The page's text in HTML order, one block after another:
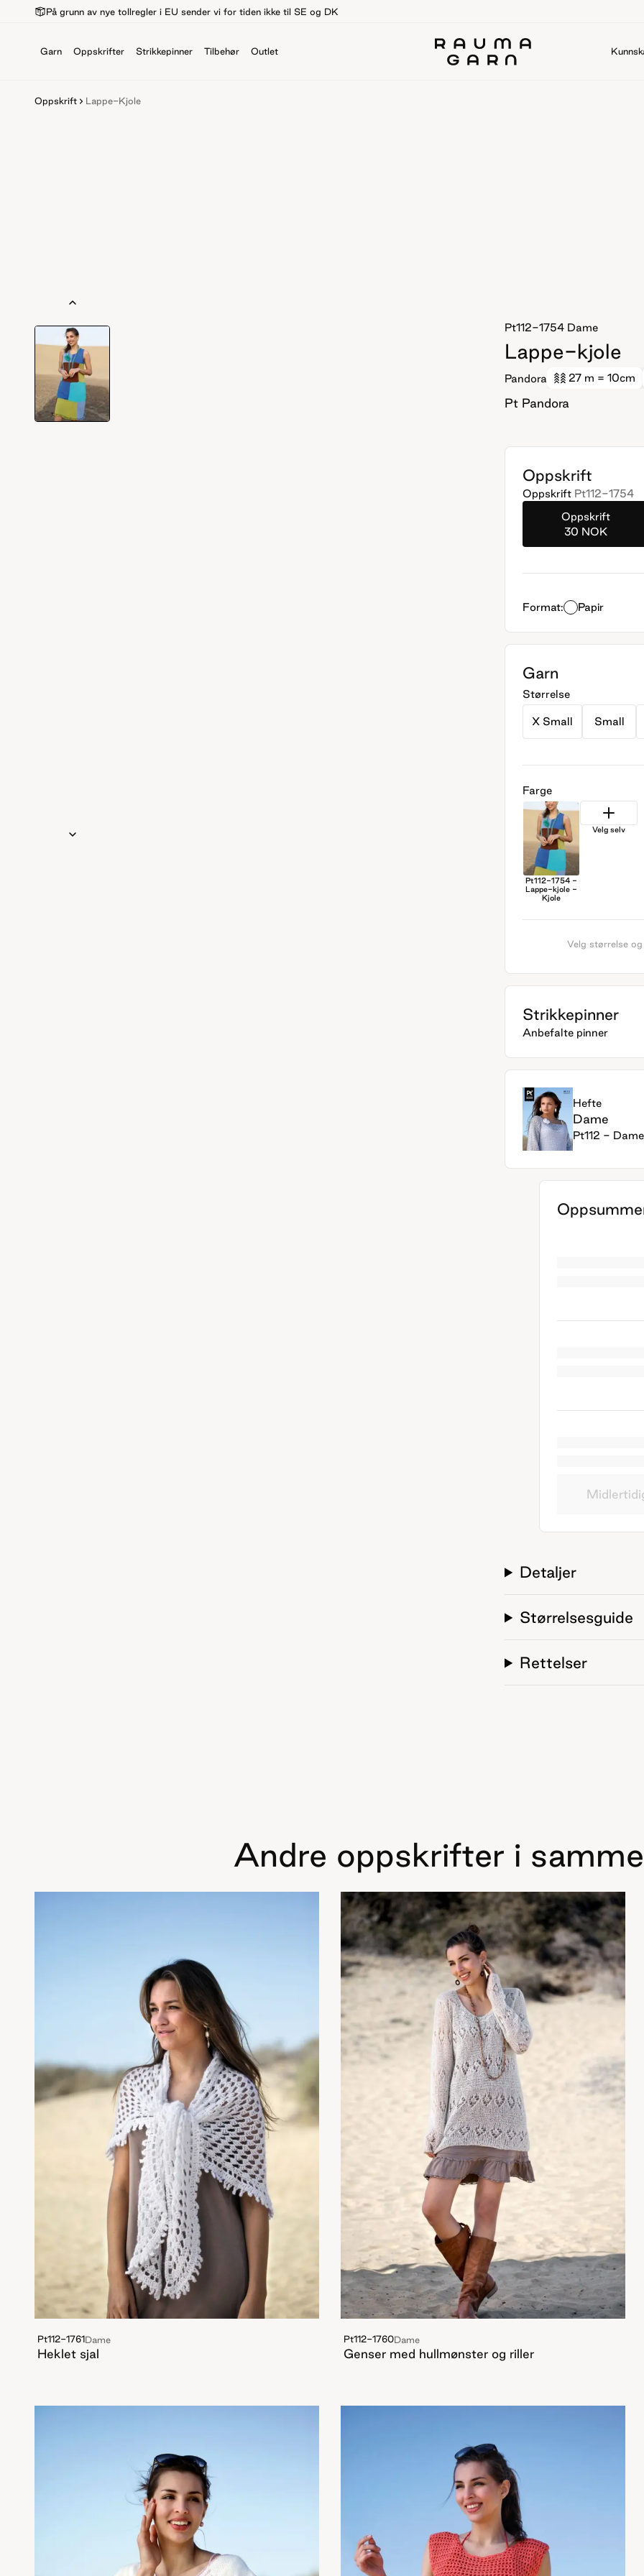
På grunn av nye tollregler i EU sender vi for tiden ikke til SE og DK
Garn Oppskrifter Strikkepinner Tilbehør Outlet
Oppskrift Lappe-Kjole
Pt112-1754 Dame
Lappe-kjole
Pandora 27 m = 10cm
Pt Pandora
Oppskrift
Oppskrift Pt112-1754
Oppskrift
30 NOK
Format: Papir
Garn
Størrelse
X Small Small
Farge
Pt112-1754 -
Lappe-kjole -
Kjole
Velg selv
Velg størrelse
Strikkepinner
Anbefalte pinner
Hefte
Dame
Pt112 - Dame
Detaljer
Størrelsesguide
Rettelser
Andre oppskrifter i
Pt112-1761Dame
Heklet sjal
Pt112-1760Dame
Genser med hullmønster og riller